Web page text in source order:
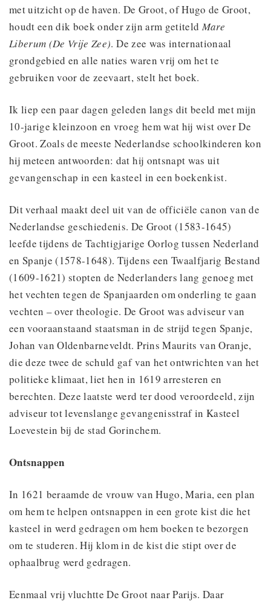
met uitzicht op de haven. De Groot, of Hugo de Groot,
houdt een dik boek onder zijn arm getiteld Mare
Liberum (De Vrije Zee). De zee was internationaal
grondgebied en alle naties waren vrij om het te
gebruiken voor de zeevaart, stelt het boek.
Ik liep een paar dagen geleden langs dit beeld met mijn
10-jarige kleinzoon en vroeg hem wat hij wist over De
Groot. Zoals de meeste Nederlandse schoolkinderen kon
hij meteen antwoorden: dat hij ontsnapt was uit
gevangenschap in een kasteel in een boekenkist.
Dit verhaal maakt deel uit van de officiële canon van de
Nederlandse geschiedenis. De Groot (1583-1645)
leefde tijdens de Tachtigjarige Oorlog tussen Nederland
en Spanje (1578-1648). Tijdens een Twaalfjarig Bestand
(1609-1621) stopten de Nederlanders lang genoeg met
het vechten tegen de Spanjaarden om onderling te gaan
vechten – over theologie. De Groot was adviseur van
een vooraanstaand staatsman in de strijd tegen Spanje,
Johan van Oldenbarneveldt. Prins Maurits van Oranje,
die deze twee de schuld gaf van het ontwrichten van het
politieke klimaat, liet hen in 1619 arresteren en
berechten. Deze laatste werd ter dood veroordeeld, zijn
adviseur tot levenslange gevangenisstraf in Kasteel
Loevestein bij de stad Gorinchem.
Ontsnappen
In 1621 beraamde de vrouw van Hugo, Maria, een plan
om hem te helpen ontsnappen in een grote kist die het
kasteel in werd gedragen om hem boeken te bezorgen
om te studeren. Hij klom in de kist die stipt over de
ophaalbrug werd gedragen.
Eenmaal vrij vluchtte De Groot naar Parijs. Daar